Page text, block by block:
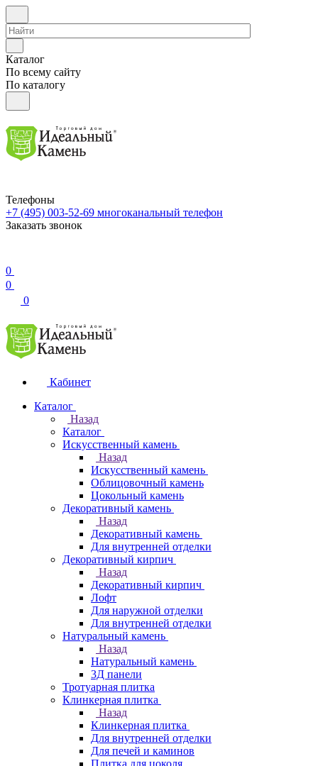
Каталог
По всему сайту
По каталогу
Телефоны
+7 (495) 003-52-69 многоканальный телефон
Заказать звонок
0
0
0
Кабинет
Каталог
Назад
Каталог
Искусственный камень
Назад
Искусственный камень
Облицовочный камень
Цокольный камень
Декоративный камень
Назад
Декоративный камень
Для внутренней отделки
Декоративный кирпич
Назад
Декоративный кирпич
Лофт
Для наружной отделки
Для внутренней отделки
Натуральный камень
Назад
Натуральный камень
3Д панели
Тротуарная плитка
Клинкерная плитка
Назад
Клинкерная плитка
Для внутренней отделки
Для печей и каминов
Плитка для цоколя